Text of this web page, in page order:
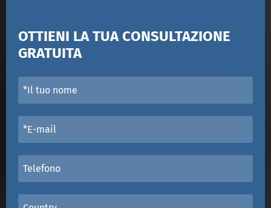
OTTIENI LA TUA CONSULTAZIONE
GRATUITA